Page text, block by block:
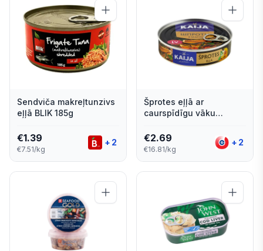
Sendviča makreļtunzivs
eļļā BLIK 185g
€1.39
€7.51/kg
+ 2
Šprotes eļļā ar
caurspīdīgu vāku
€2.69
€16.81/kg
+ 2